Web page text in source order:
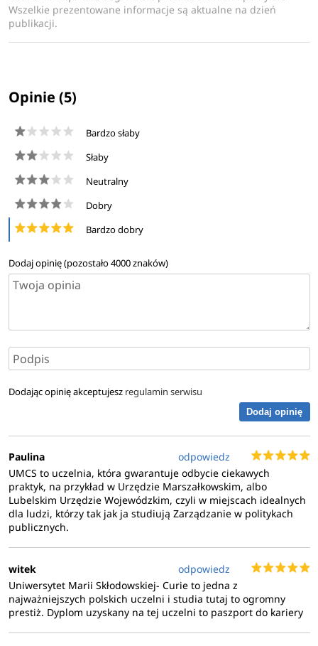
Wszelkie prezentowane informacje są aktualne na dzień
publikacji.
Opinie (5)
Bardzo słaby
Słaby
Neutralny
Dobry
Bardzo dobry
Dodaj opinię (pozostało4000znaków)
Dodając opinię akceptujesz regulamin serwisu
Dodaj opinię
Paulina
odpowiedz
UMCS to uczelnia, która gwarantuje odbycie ciekawych
praktyk, na przykład w Urzędzie Marszałkowskim, albo
Lubelskim Urzędzie Wojewódzkim, czyli w miejscach idealnych
dla ludzi, którzy tak jak ja studiują Zarządzanie w politykach
publicznych.
witek
odpowiedz
Uniwersytet Marii Skłodowskiej- Curie to jedna z
najważniejszych polskich uczelni i studia tutaj to ogromny
prestiż. Dyplom uzyskany na tej uczelni to paszport do kariery